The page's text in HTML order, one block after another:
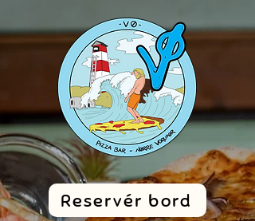
Reservér bord